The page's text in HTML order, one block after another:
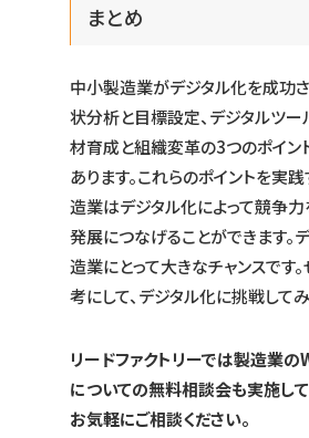
まとめ
中小製造業がデジタル化を成功
状分析と目標設定、デジタルツー
材育成と組織変革の3つのポイン
あります。これらのポイントを実
造業はデジタル化によって競争力
発展につなげることができます。
造業にとって大きなチャンスです
考にして、デジタル化に挑戦してみ
リードファクトリーでは製造業
についての無料相談会も実施して
お気軽にご相談ください。